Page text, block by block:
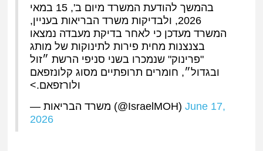
בהמשך להודעת המשרד מיום ב', 15 במאי
2026, ולבדיקות משרד הבריאות בעניין,
המשרד מעדכן כי לאחר בדיקת מעבדה נמצאו
בצנצנות מחית פירות לתינוקות של מותג
"פרינוק" שנמכרו בשני סניפי הרשת ״זול
ובגדול״, חומרים תרופתיים מסוג קלונזפאם
ולורזפאם.>
— משרד הבריאות (@IsraelMOH)June 17,
2026